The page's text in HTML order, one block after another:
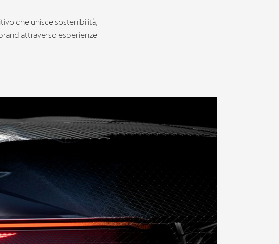
che unisce sostenibilità,
attraverso esperienze